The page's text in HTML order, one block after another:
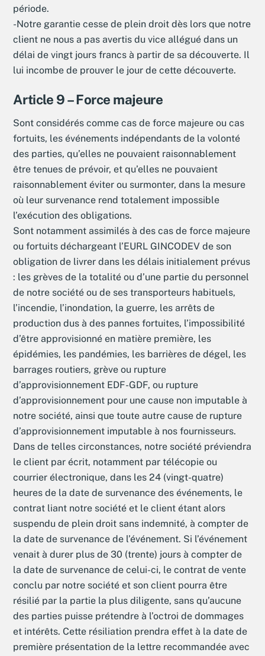
période.
-Notre garantie cesse de plein droit dès lors que notre
client ne nous a pas avertis du vice allégué dans un
délai de vingt jours francs à partir de sa découverte. Il
lui incombe de prouver le jour de cette découverte.
Article 9 – Force majeure
Sont considérés comme cas de force majeure ou cas
fortuits, les événements indépendants de la volonté
des parties, qu’elles ne pouvaient raisonnablement
être tenues de prévoir, et qu’elles ne pouvaient
raisonnablement éviter ou surmonter, dans la mesure
où leur survenance rend totalement impossible
l’exécution des obligations.
Sont notamment assimilés à des cas de force majeure
ou fortuits déchargeant l’EURL GINCODEV de son
obligation de livrer dans les délais initialement prévus
: les grèves de la totalité ou d’une partie du personnel
de notre société ou de ses transporteurs habituels,
l’incendie, l’inondation, la guerre, les arrêts de
production dus à des pannes fortuites, l’impossibilité
d’être approvisionné en matière première, les
épidémies, les pandémies, les barrières de dégel, les
barrages routiers, grève ou rupture
d’approvisionnement EDF-GDF, ou rupture
d’approvisionnement pour une cause non imputable à
notre société, ainsi que toute autre cause de rupture
d’approvisionnement imputable à nos fournisseurs.
Dans de telles circonstances, notre société préviendra
le client par écrit, notamment par télécopie ou
courrier électronique, dans les 24 (vingt-quatre)
heures de la date de survenance des événements, le
contrat liant notre société et le client étant alors
suspendu de plein droit sans indemnité, à compter de
la date de survenance de l’événement. Si l’événement
venait à durer plus de 30 (trente) jours à compter de
la date de survenance de celui-ci, le contrat de vente
conclu par notre société et son client pourra être
résilié par la partie la plus diligente, sans qu’aucune
des parties puisse prétendre à l’octroi de dommages
et intérêts. Cette résiliation prendra effet à la date de
première présentation de la lettre recommandée avec